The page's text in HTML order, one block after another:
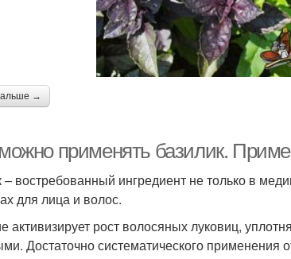
→
применять базилик.
– востребованный ингредиент не только в
для лица и волос.
активизирует рост волосяных луковиц,
Достаточно систематического применения